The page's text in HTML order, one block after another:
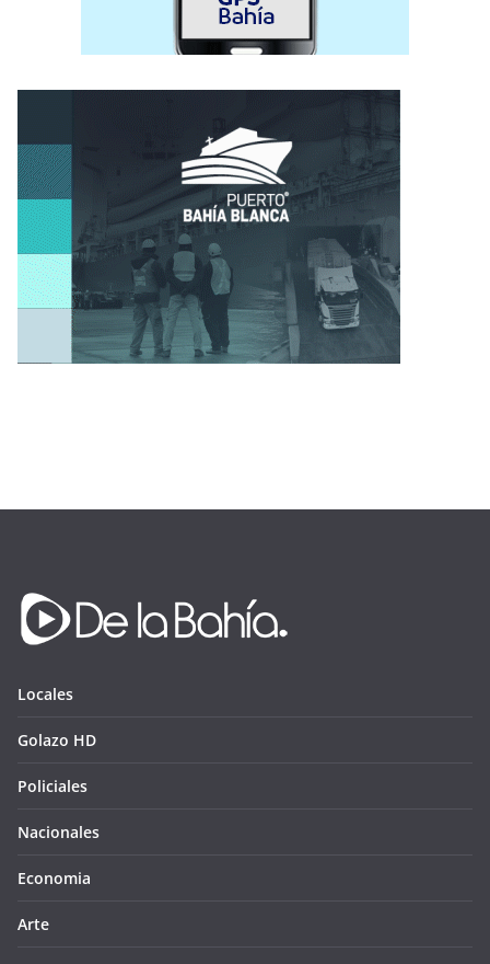
Locales
Golazo HD
Policiales
Nacionales
Economia
Arte